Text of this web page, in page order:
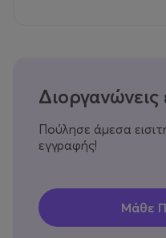
Πούλησε άμεσα
εγγραφής!